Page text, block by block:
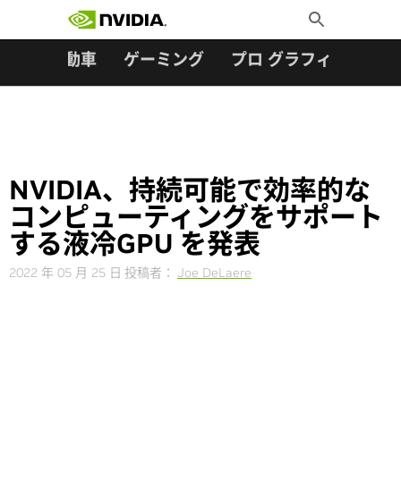
Toggle
Search
自動車 ゲーミング プロ グラフィックス
NVIDIA、持続可能で効率的な
コンピューティングをサポート
する液冷GPU を発表
2022 年 05 月 25 日 投稿者： Joe DeLaere